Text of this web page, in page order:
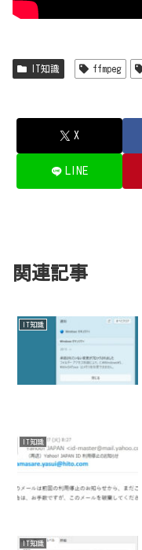
IT知識 ffmpeg
X
LINE
関連記事
IT知識
IT知識
IT知識